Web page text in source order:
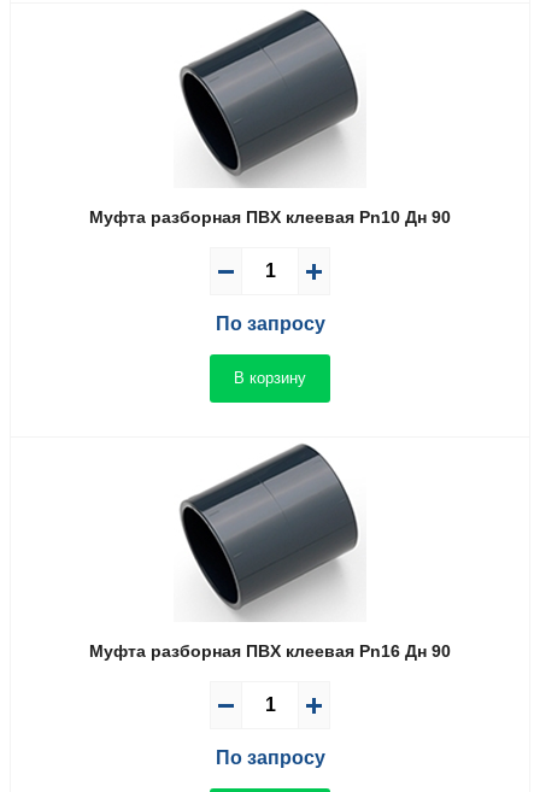
Муфта разборная ПВX клеевая Pn10 Дн 90
По запросу
В корзину
Муфта разборная ПВX клеевая Pn16 Дн 90
По запросу